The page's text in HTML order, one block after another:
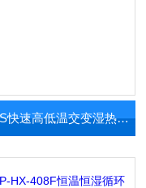
AP-KS快速高低温交变湿热试验箱